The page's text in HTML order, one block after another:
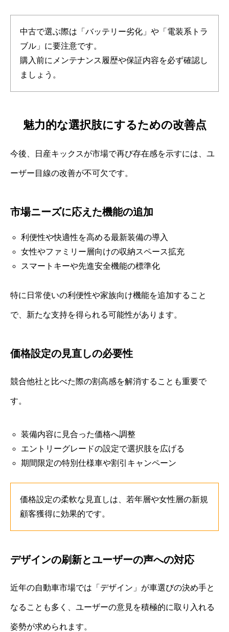
中古で選ぶ際は「バッテリー劣化」や「電装系トラ
ブル」に要注意です。
購入前にメンテナンス履歴や保証内容を必ず確認し
ましょう。
魅力的な選択肢にするための改善点
今後、日産キックスが市場で再び存在感を示すには、ユ
ーザー目線の改善が不可欠です。
市場ニーズに応えた機能の追加
利便性や快適性を高める最新装備の導入
女性やファミリー層向けの収納スペース拡充
スマートキーや先進安全機能の標準化
特に日常使いの利便性や家族向け機能を追加すること
で、新たな支持を得られる可能性があります。
価格設定の見直しの必要性
競合他社と比べた際の割高感を解消することも重要で
す。
装備内容に見合った価格へ調整
エントリーグレードの設定で選択肢を広げる
期間限定の特別仕様車や割引キャンペーン
価格設定の柔軟な見直しは、若年層や女性層の新規
顧客獲得に効果的です。
デザインの刷新とユーザーの声への対応
近年の自動車市場では「デザイン」が車選びの決め手と
なることも多く、ユーザーの意見を積極的に取り入れる
姿勢が求められます。